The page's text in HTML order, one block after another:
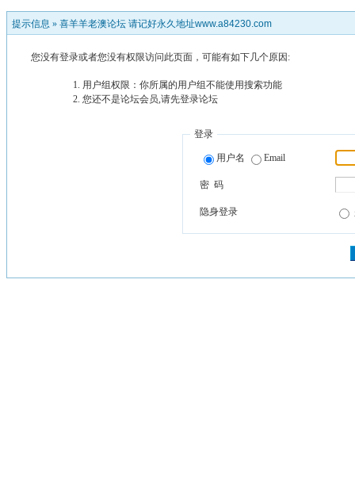
提示信息 » 喜羊羊老澳论坛 请记好永久地址www.a84230.com
您没有登录或者您没有权限访问此页面，可能有如下几个原因:
用户组权限：你所属的用户组不能使用搜索功能
您还不是论坛会员,请先登录论坛
登录
用户名 Email
密 码
隐身登录